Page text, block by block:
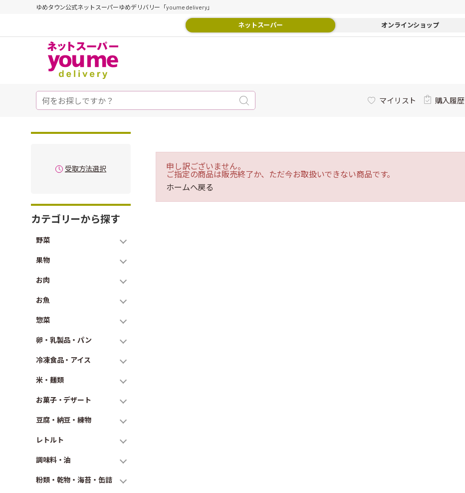
ゆめタウン公式ネットスーパーゆめデリバリー「youme delivery」
ネットスーパー オンラインショップ
マイリスト 購入履歴
受取方法選択
カテゴリーから探す
野菜
果物
お肉
お魚
惣菜
卵・乳製品・パン
冷凍食品・アイス
米・麺類
お菓子・デザート
豆腐・納豆・練物
レトルト
調味料・油
粉類・乾物・海苔・缶詰
申し訳ございません。
ご指定の商品は販売終了か、ただ今お取扱いできない商品です。
ホームへ戻る